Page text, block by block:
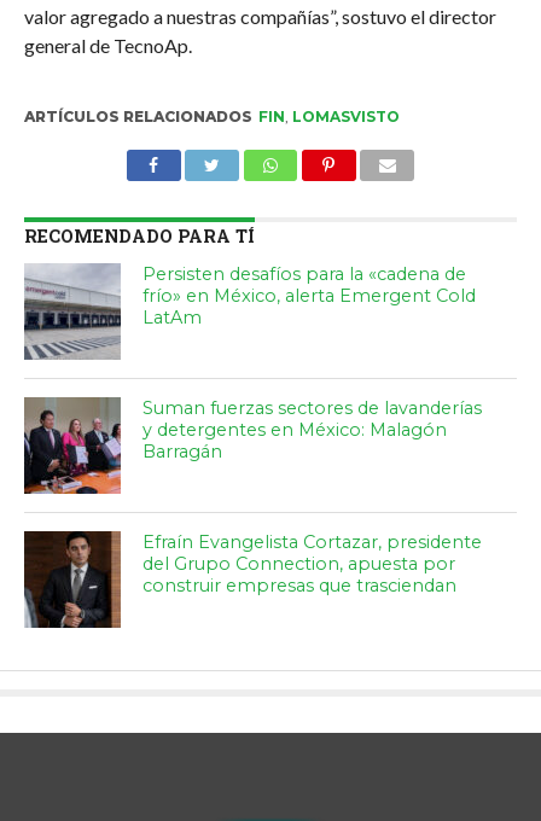
valor agregado a nuestras compañías”, sostuvo el director
general de TecnoAp.
ARTÍCULOS RELACIONADOS FIN, LOMASVISTO
RECOMENDADO PARA TÍ
Persisten desafíos para la «cadena de
frío» en México, alerta Emergent Cold
LatAm
Suman fuerzas sectores de lavanderías
y detergentes en México: Malagón
Barragán
Efraín Evangelista Cortazar, presidente
del Grupo Connection, apuesta por
construir empresas que trasciendan